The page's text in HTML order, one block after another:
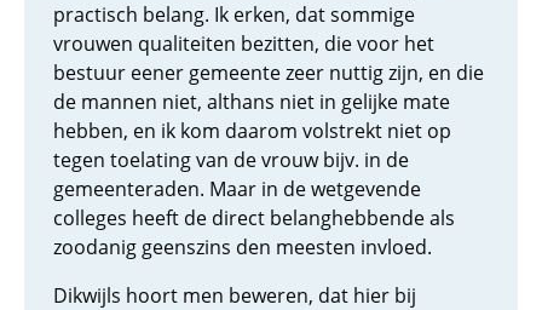
practisch belang. Ik erken, dat sommige
vrouwen qualiteiten bezitten, die voor het
bestuur eener gemeente zeer nuttig zijn, en die
de mannen niet, althans niet in gelijke mate
hebben, en ik kom daarom volstrekt niet op
tegen toelating van de vrouw bijv. in de
gemeenteraden. Maar in de wetgevende
colleges heeft de direct belanghebbende als
zoodanig geenszins den meesten invloed.
Dikwijls hoort men beweren, dat hier bij